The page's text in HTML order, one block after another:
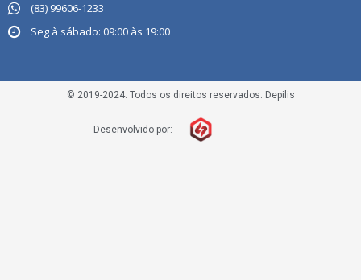
(83) 99606-1233
Seg à sábado: 09:00 às 19:00
© 2019-2024. Todos os direitos reservados. Depilis
Desenvolvido por: